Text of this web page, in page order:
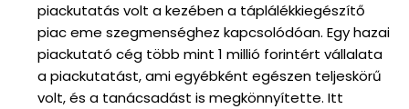
piackutatás volt a kezében a táplálékkiegészítő
piac eme szegmenséghez kapcsolódóan. Egy hazai
piackutató cég több mint 1 millió forintért vállalata
a piackutatást, ami egyébként egészen teljeskörű
volt, és a tanácsadást is megkönnyítette. Itt